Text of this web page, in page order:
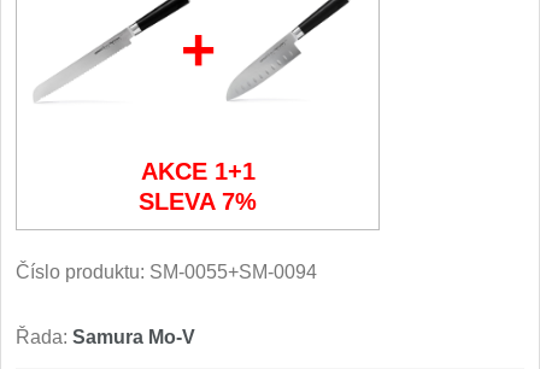
Filetovací nože
Nože na chleba
Steakové nože 2
Plátkovací nože 27
Porcovací nože 2
+
AKCE 1+1
SLEVA 7%
Číslo produktu: SM-0055+SM-0094
Řada: Samura Mo-V